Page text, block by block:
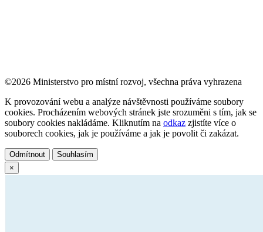
©2026 Ministerstvo pro místní rozvoj, všechna práva vyhrazena
K provozování webu a analýze návštěvnosti používáme soubory
cookies. Procházením webových stránek jste srozuměni s tím, jak se
soubory cookies nakládáme. Kliknutím na odkaz zjistíte více o
souborech cookies, jak je používáme a jak je povolit či zakázat.
Odmítnout
Souhlasím
×